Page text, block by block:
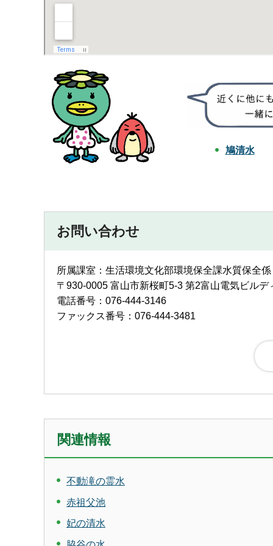
鳩清水
お問い合わせ
所属課室：生活環境文化部環境保全課水質保全係
〒930-0005 富山市新桜町5-3 第2富山電気ビルデ
電話番号：076-444-3146
ファックス番号：076-444-3481
関連情報
不動滝の霊水
赤祖父池
妃の清水